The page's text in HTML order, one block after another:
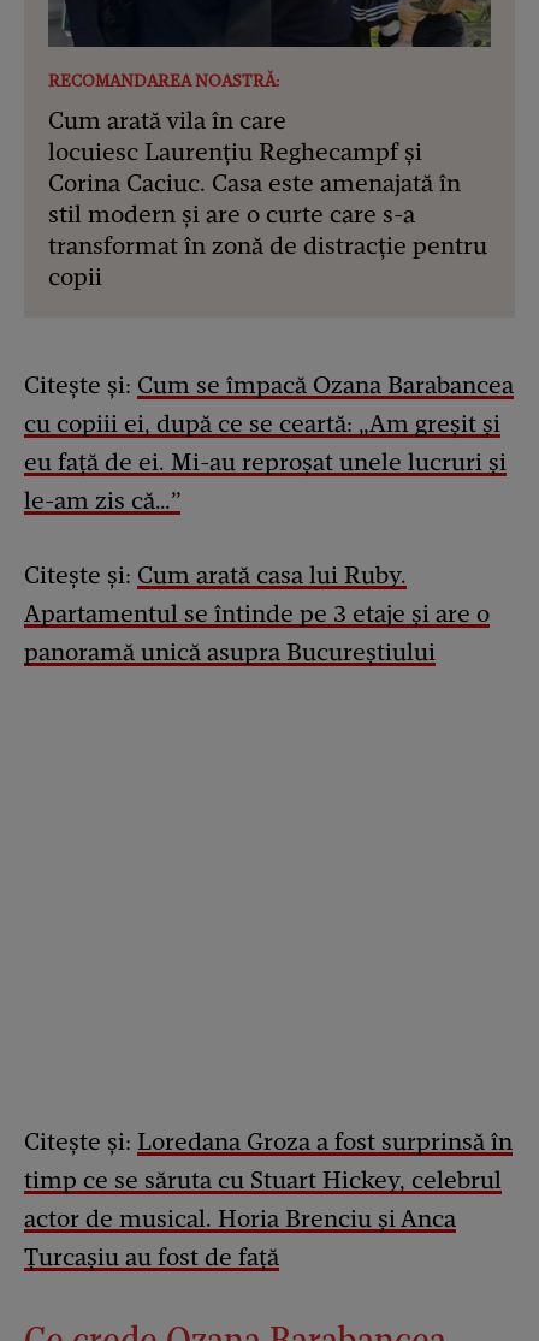
RECOMANDAREA NOASTRĂ:
Cum arată vila în care
locuiesc Laurențiu Reghecampf și
Corina Caciuc. Casa este amenajată în
stil modern și are o curte care s-a
transformat în zonă de distracție pentru
copii
Citește și: Cum se împacă Ozana Barabancea
cu copiii ei, după ce se ceartă: „Am greșit și
eu față de ei. Mi-au reproșat unele lucruri și
le-am zis că…”
Citește și: Cum arată casa lui Ruby.
Apartamentul se întinde pe 3 etaje și are o
panoramă unică asupra Bucureștiului
Citește și: Loredana Groza a fost surprinsă în
timp ce se săruta cu Stuart Hickey, celebrul
actor de musical. Horia Brenciu și Anca
Țurcașiu au fost de față